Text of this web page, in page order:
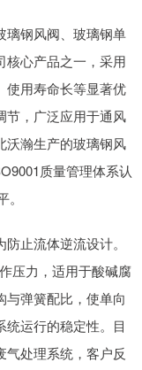
璃钢风阀、玻璃钢单
核心产品之一，采用
使用寿命长等显著优
节，广泛应用于通风
沃瀚生产的玻璃钢风
质量管理体系认
止流体逆流设计。
压力，适用于酸碱腐
与弹簧配比，使单向
运行的稳定性。目
气处理系统，客户反